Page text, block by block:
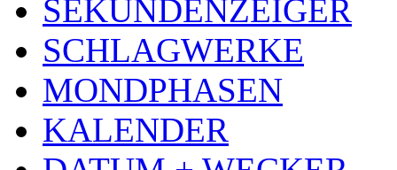
SEKUNDENZEIGER
SCHLAGWERKE
MONDPHASEN
KALENDER